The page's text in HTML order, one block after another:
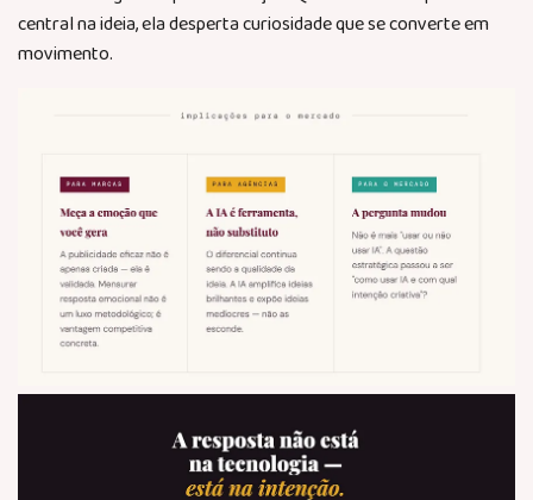
central na ideia, ela desperta curiosidade que se converte em
movimento.